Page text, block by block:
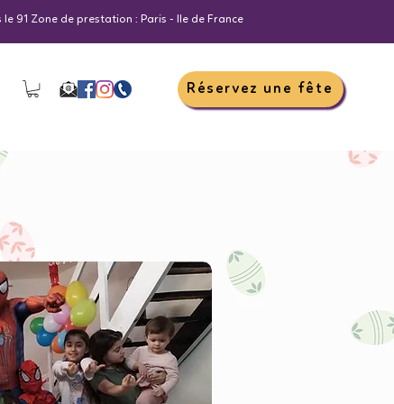
le 91 Zone de prestation : Paris - Ile de France
Réservez une fête